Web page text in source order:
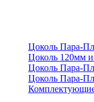
Цоколь Пара-
Цоколь 120мм
Цоколь Пара-
Цоколь Пара-